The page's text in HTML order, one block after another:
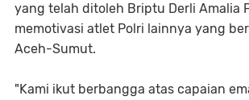
yang telah ditoleh Briptu Derli Amalia
memotivasi atlet Polri lainnya yang
Aceh-Sumut.
"Kami ikut berbangga atas capaian